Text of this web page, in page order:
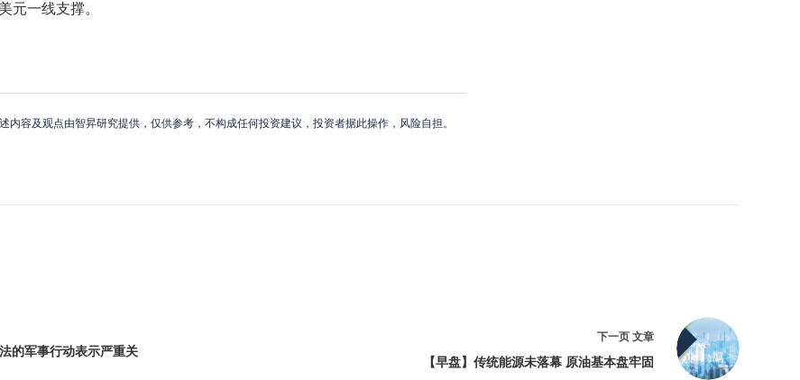
元一线支撑。
内容及观点由智昇研究提供，仅供参考，不构成任何投资建议，投资者据此操作，风险自担。
的军事行动表示严重关
下一页 文章
【早盘】传统能源未落幕 原油基本盘牢固